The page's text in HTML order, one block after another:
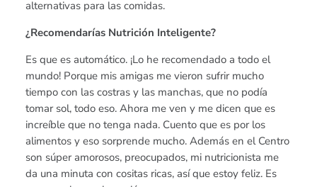
alternativas para las comidas.
¿Recomendarías Nutrición Inteligente?
Es que es automático. ¡Lo he recomendado a todo el
mundo! Porque mis amigas me vieron sufrir mucho
tiempo con las costras y las manchas, que no podía
tomar sol, todo eso. Ahora me ven y me dicen que es
increíble que no tenga nada. Cuento que es por los
alimentos y eso sorprende mucho. Además en el Centro
son súper amorosos, preocupados, mi nutricionista me
da una minuta con cositas ricas, así que estoy feliz. Es